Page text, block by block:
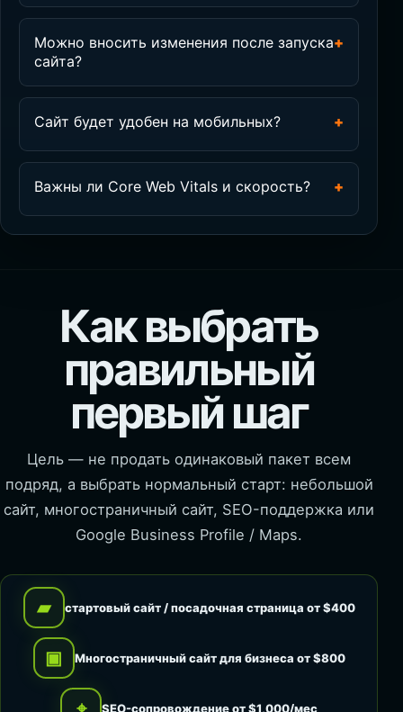
Можно вносить изменения после запуска
сайта?
+
Сайт будет удобен на мобильных? +
Важны ли Core Web Vitals и скорость? +
Как выбрать
правильный
первый шаг
Цель — не продать одинаковый пакет всем
подряд, а выбрать нормальный старт: небольшой
сайт, многостраничный сайт, SEO-поддержка или
Google Business Profile / Maps.
▰ стартовый сайт / посадочная страница от $400
▣ Многостраничный сайт для бизнеса от $800
SEO-сопровождение от $1,000/мес